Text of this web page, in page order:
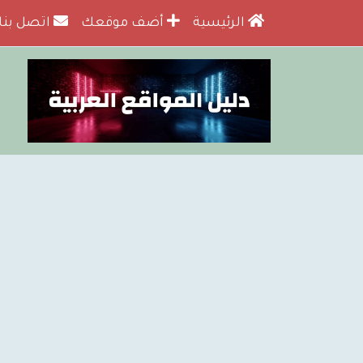
الرئيسية أضف موقعك اتصل بنا